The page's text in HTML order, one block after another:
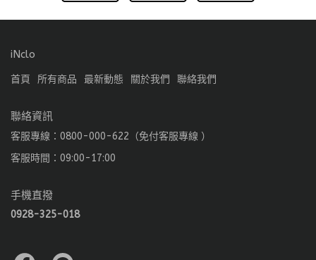
iNclo
首頁 所有商品 最新動態 關於我們 聯絡我們
聯絡資訊
客服專線：0800-000-622（免付客服專線 ）
客服時間：09:00-17:00
手機直撥
0928-325-018